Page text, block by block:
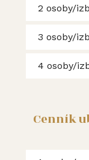
2 osoby/
3 osoby/
4 osoby/
Cenník